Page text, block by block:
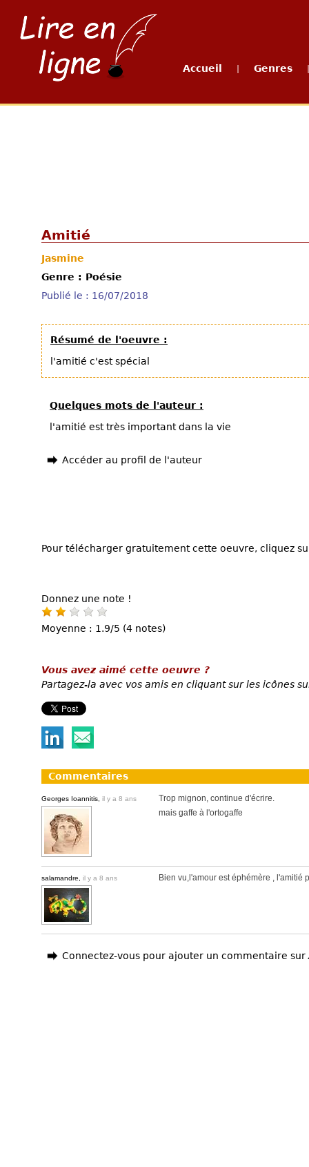
Accueil Genres
Amitié
Jasmine
Genre : Poésie
Publié le : 16/07/2018
Résumé de l'oeuvre :
l'amitié c'est spécial
Quelques mots de l'auteur :
l'amitié est très important dans la vie
Accéder au profil de l'auteur
Pour télécharger gratuitement cette oeuvre, cliquez
Donnez une note !
Moyenne : 1.9/5 (4 notes)
Vous avez aimé cette oeuvre ?
Partagez-la avec vos amis en cliquant sur les icônes
Commentaires
Georges Ioannitis, il y a 8 ans
Trop mignon, continue d'écrire.
mais gaffe à l'ortogaffe
salamandre, il y a 8 ans Bien vu,l'amour est éphémère , l'amitié
Connectez-vous pour ajouter un commentaire sur